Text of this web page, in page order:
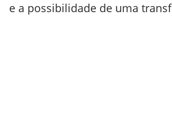
e a possibilidade de uma